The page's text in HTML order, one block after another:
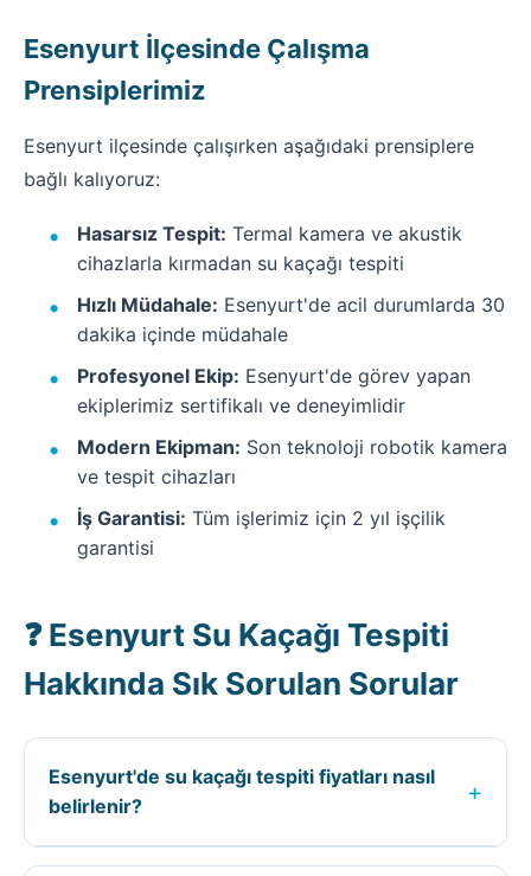
Esenyurt İlçesinde Çalışma
Prensiplerimiz
Esenyurt ilçesinde çalışırken aşağıdaki prensiplere
bağlı kalıyoruz:
Hasarsız Tespit: Termal kamera ve akustik
cihazlarla kırmadan su kaçağı tespiti
Hızlı Müdahale: Esenyurt'de acil durumlarda 30
dakika içinde müdahale
Profesyonel Ekip: Esenyurt'de görev yapan
ekiplerimiz sertifikalı ve deneyimlidir
Modern Ekipman: Son teknoloji robotik kamera
ve tespit cihazları
İş Garantisi: Tüm işlerimiz için 2 yıl işçilik
garantisi
❓ Esenyurt Su Kaçağı Tespiti
Hakkında Sık Sorulan Sorular
Esenyurt'de su kaçağı tespiti fiyatları nasıl
belirlenir?
+
Esenyurt ilçesinde su kaçağı tespiti fiyatları;